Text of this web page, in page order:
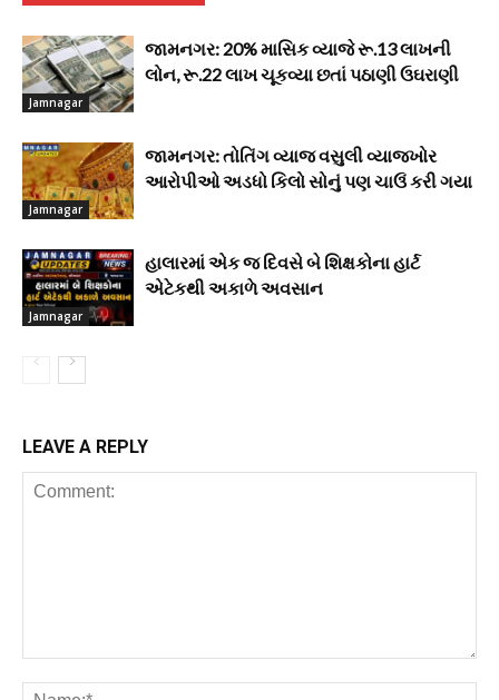
Jamnagar
જામનગર: 20% માસિક વ્યાજે રૂ.13 લાખની
લોન, રૂ.22 લાખ ચૂકવ્યા છતાં પઠાણી ઉઘરાણી
Jamnagar
જામનગર: તોતિંગ વ્યાજ વસુલી વ્યાજખોર
આરોપીઓ અડધો કિલો સોનું પણ ચાઉં કરી ગયા
Jamnagar
હાલારમાં એક જ દિવસે બે શિક્ષકોના હાર્ટ
એટેકથી અકાળે અવસાન
LEAVE A REPLY